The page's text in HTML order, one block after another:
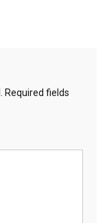
Required fields